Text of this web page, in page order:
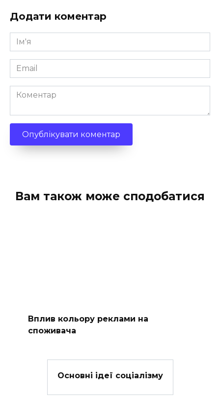
Додати коментар
Ім'я
*
Email
*
Коментар
Вам також може сподобатися
Вплив кольору реклами на
споживача
Основні ідеї соціалізму